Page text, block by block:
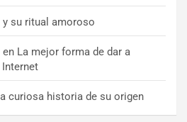
y su ritual amoroso
en La mejor forma de dar a
curiosa historia de su origen